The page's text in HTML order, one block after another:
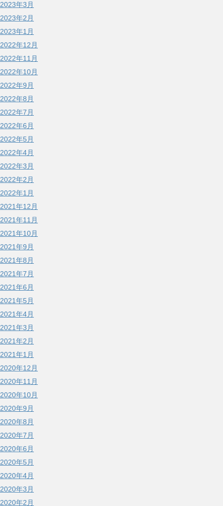
2023年3月
2023年2月
2023年1月
2022年12月
2022年11月
2022年10月
2022年9月
2022年8月
2022年7月
2022年6月
2022年5月
2022年4月
2022年3月
2022年2月
2022年1月
2021年12月
2021年11月
2021年10月
2021年9月
2021年8月
2021年7月
2021年6月
2021年5月
2021年4月
2021年3月
2021年2月
2021年1月
2020年12月
2020年11月
2020年10月
2020年9月
2020年8月
2020年7月
2020年6月
2020年5月
2020年4月
2020年3月
2020年2月